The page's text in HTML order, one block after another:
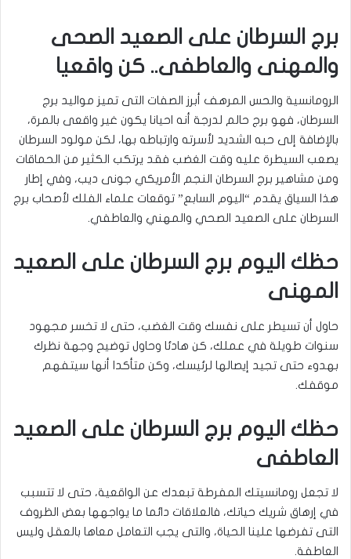
برج السرطان على الصعيد الصحى
والمهنى والعاطفى.. كن واقعيا
الرومانسية والحس المرهف أبرز الصفات التى تميز مواليد برج
السرطان، فهو برج حالم لدرجة أنه احيانا يكون غير واقعى بالمرة،
بالإضافة إلى حبه الشديد لأسرته وارتباطه بها، لكن مولود السرطان
يصعب السيطرة عليه وقت الغضب فقد يرتكب الكثير من الحماقات
ومن مشاهير برج السرطان النجم الأمريكي جونى ديب، وفي إطار
هذا السياق يقدم “اليوم السابع” توقعات علماء الفلك لأصحاب برج
السرطان على الصعيد الصحي والمهني والعاطفي.
حظك اليوم برج السرطان على الصعيد
المهنى
حاول أن تسيطر على نفسك وقت الغضب، حتى لا تخسر مجهود
سنوات طويلة في عملك، كن هادئا وحاول توضيح وجهة نظرك
بهدوء حتى تجيد إيصالها لرئيسك، وكن متأكدا أنها سيتفهم
موقفك.
حظك اليوم برج السرطان على الصعيد
العاطفى
لا تجعل رومانسيتك المفرطة تبعدك عن الواقعية، حتى لا تتسبب
في إرهاق شريك حياتك، فالعلاقات دائما ما يواجهها بعض الظروف
التى تفرضها علينا الحياة، والتى يجب التعامل معاها بالعقل وليس
العاطفة.